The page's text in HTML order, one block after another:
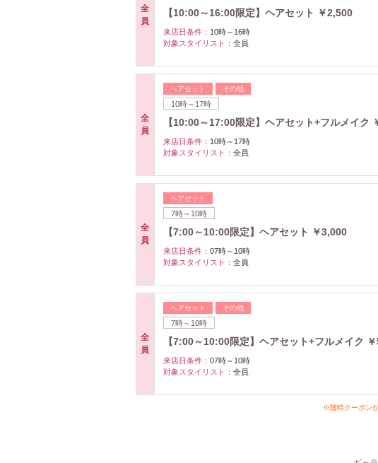
全
員
【10:00～16:00限定】ヘアセット ￥2,500
来店日条件： 10時～16時
対象スタイリスト： 全員
全
員
ヘアセット その他
10時～17時
【10:00～17:00限定】ヘアセット+フルメイク
来店日条件： 10時～17時
対象スタイリスト： 全員
全
員
ヘアセット
7時～10時
【7:00～10:00限定】ヘアセット ￥3,000
来店日条件： 07時～10時
対象スタイリスト： 全員
全
員
ヘアセット その他
7時～10時
【7:00～10:00限定】ヘアセット+フルメイク
来店日条件： 07時～10時
対象スタイリスト： 全員
※随時クーポン